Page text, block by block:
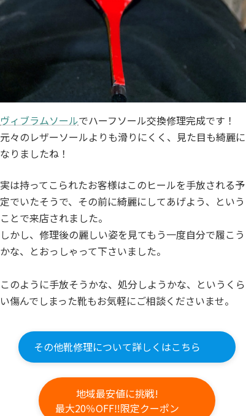
ヴィブラムソールでハーフソール交換修理完成です！
元々のレザーソールよりも滑りにくく、見た目も綺麗に
なりましたね！
実は持ってこられたお客様はこのヒールを手放される予
定でいたそうで、その前に綺麗にしてあげよう、という
ことで来店されました。
しかし、修理後の麗しい姿を見てもう一度自分で履こう
かな、とおっしゃって下さいました。
このように手放そうかな、処分しようかな、というくら
い傷んでしまった靴もお気軽にご相談くださいませ。
その他靴修理について詳しくはこちら
地域最安値に挑戦!
最大20％OFF‼限定クーポン